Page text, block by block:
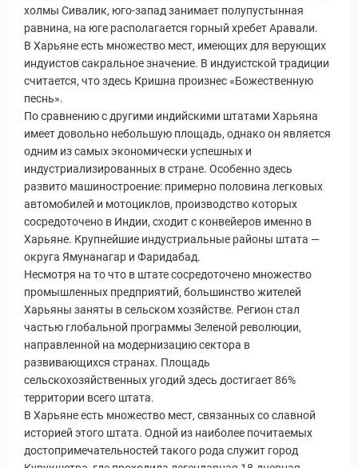
холмы Сивалик, юго-запад занимает полупустынная
равнина, на юге располагается горный хребет Аравали.
В Харьяне есть множество мест, имеющих для верующих
индуистов сакральное значение. В индуистской традиции
считается, что здесь Кришна произнес «Божественную
песнь».
По сравнению с другими индийскими штатами Харьяна
имеет довольно небольшую площадь, однако он является
одним из самых экономически успешных и
индустриализированных в стране. Особенно здесь
развито машиностроение: примерно половина легковых
автомобилей и мотоциклов, производство которых
сосредоточено в Индии, сходит с конвейеров именно в
Харьяне. Крупнейшие индустриальные районы штата —
округа Ямунанагар и Фаридабад.
Несмотря на то что в штате сосредоточено множество
промышленных предприятий, большинство жителей
Харьяны заняты в сельском хозяйстве. Регион стал
частью глобальной программы Зеленой революции,
направленной на модернизацию сектора в
развивающихся странах. Площадь
сельскохозяйственных угодий здесь достигает 86%
территории всего штата.
В Харьяне есть множество мест, связанных со славной
историей этого штата. Одной из наиболее почитаемых
достопримечательностей такого рода служит город